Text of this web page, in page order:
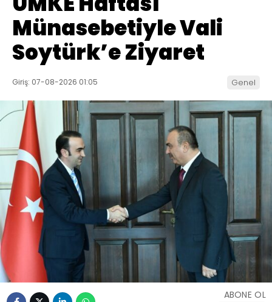
Münasebetiyle Vali
Soytürk’e Ziyaret
Giriş: 07-08-2026 01:05 Genel
ABONE OL